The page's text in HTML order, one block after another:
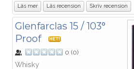
Läs mer Läs recension Skriv recension
Glenfarclas 15 / 103°
Proof
HET!
0 (0)
Whisky